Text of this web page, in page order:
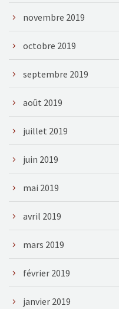
novembre 2019
octobre 2019
septembre 2019
août 2019
juillet 2019
juin 2019
mai 2019
avril 2019
mars 2019
février 2019
janvier 2019